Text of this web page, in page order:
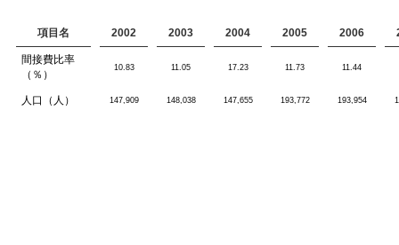
項目名 2002 2003 2004 2005 2006
間接費比率
（％）
10.83 11.05 17.23 11.73 11.44
人口（人） 147,909 148,038 147,655 193,772 193,954